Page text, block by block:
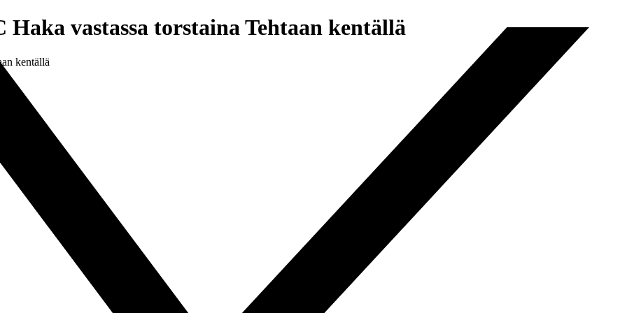
vastassa torstaina Tehtaan kentällä
kentällä